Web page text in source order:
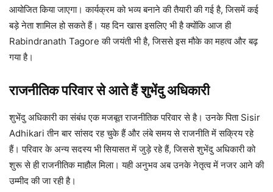
आयोजित किया जाएगा। कार्यक्रम को भव्य बनाने की तैयारी की गई है, जिसमें कई
बड़े नेता शामिल हो सकते हैं। यह दिन खास इसलिए भी है क्योंकि आज ही
Rabindranath Tagore की जयंती भी है, जिससे इस मौके का महत्व और बढ़
गया है।
राजनीतिक परिवार से आते हैं शुभेंदु अधिकारी
शुभेंदु अधिकारी का संबंध एक मजबूत राजनीतिक परिवार से है। उनके पिता Sisir
Adhikari तीन बार सांसद रह चुके हैं और लंबे समय से राजनीति में सक्रिय रहे
हैं। परिवार के अन्य सदस्य भी सियासत में जुड़े रहे हैं, जिससे शुभेंदु अधिकारी को
शुरू से ही राजनीतिक माहौल मिला। यही अनुभव अब उनके नेतृत्व में नजर आने की
उम्मीद की जा रही है।